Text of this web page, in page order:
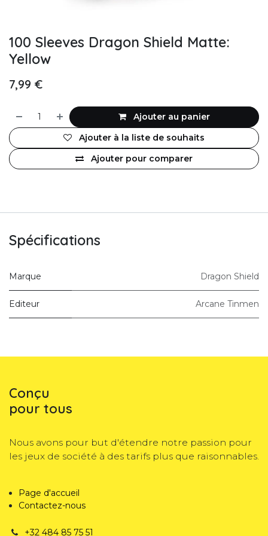
100 Sleeves Dragon Shield Matte:
Yellow
7,99 €
Ajouter au panier
Ajouter pour comparer
Ajouter à la liste de souhaits
Spécifications
Marque Dragon Shield
Editeur Arcane Tinmen
Conçu
pour tous
Nous avons pour but d'étendre notre passion pour
les jeux de société à des tarifs plus que raisonnables.
Page d'accueil
Contactez-nous
+32 484 85 75 51